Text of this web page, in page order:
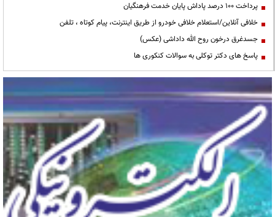
پرداخت ۱۰۰ درصد پاداش پایان خدمت فرهنگیان
خلافی آنلاین/استعلام خلافی خودرو از طریق اینترنت، پیام کوتاه ، تلفن
جسدغرق درخون روح الله داداشی (عکس)
پاسخ های دکتر توکلی به سوالات کنکوری ها